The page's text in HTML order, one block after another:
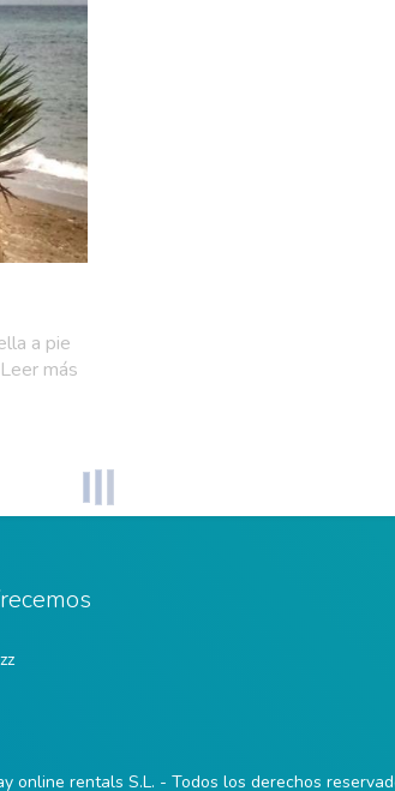
a pie
más
online rentals S.L. - Todos los derechos